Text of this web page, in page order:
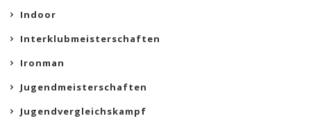
Indoor
Interklubmeisterschaften
Ironman
Jugendmeisterschaften
Jugendvergleichskampf